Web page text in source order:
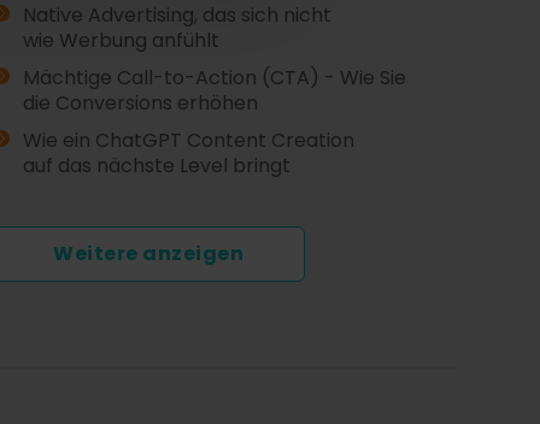
Native Advertising, das sich nicht
wie Werbung anfühlt
Mächtige Call-to-Action (CTA) - Wie Sie
die Conversions erhöhen
Wie ein ChatGPT Content Creation
auf das nächste Level bringt
Weitere anzeigen